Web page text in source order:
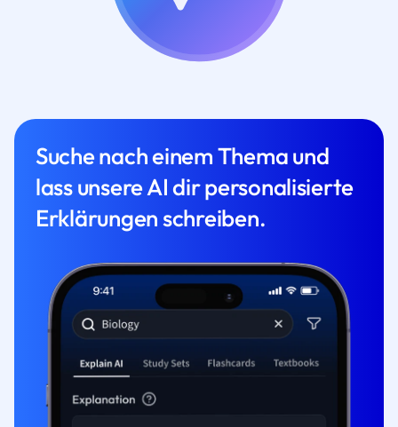
Suche nach einem Thema und
lass unsere AI dir personalisierte
Erklärungen schreiben.